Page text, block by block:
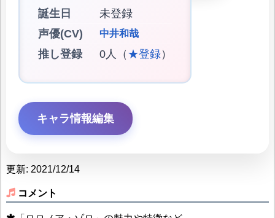
誕生日
未登録
声優(CV)
中井和哉
推し登録 0人（ ★登録）
キャラ情報編集
更新: 2021/12/14
コメント